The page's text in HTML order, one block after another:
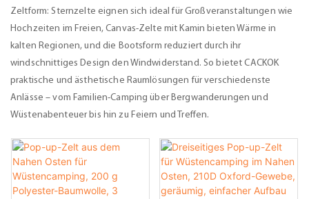
Zeltform: Sternzelte eignen sich ideal für Großveranstaltungen wie
Hochzeiten im Freien, Canvas-Zelte mit Kamin bieten Wärme in
kalten Regionen, und die Bootsform reduziert durch ihr
windschnittiges Design den Windwiderstand. So bietet CACKOK
praktische und ästhetische Raumlösungen für verschiedenste
Anlässe – vom Familien-Camping über Bergwanderungen und
Wüstenabenteuer bis hin zu Feiern und Treffen.